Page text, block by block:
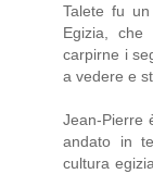
Talete fu
Egizia, che
carpirne i
a vedere e
Jean-Pierre
andato in
cultura